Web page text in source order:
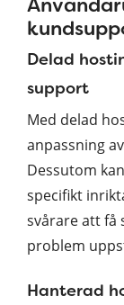
Delad
support
Med delad
anpassning
Dessutom
specifikt
svårare att få
problem
Hanterad